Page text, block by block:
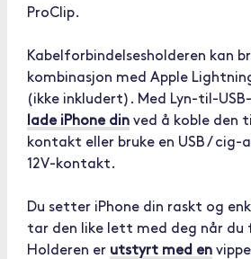
ProClip.
Kabelforbindelsesholderen kan
kombinasjon med Apple
(ikke inkludert). Med Lyn-til-
lade iPhone din ved å koble den
kontakt eller bruke en USB /
12V-kontakt.
Du setter iPhone din raskt og
tar den like lett med deg når du
Holderen er utstyrt med en